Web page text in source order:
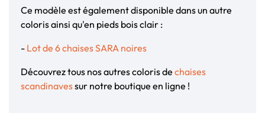
Ce modèle est également disponible dans un autre
coloris ainsi qu'en pieds bois clair :
- Lot de 6 chaises SARA noires
Découvrez tous nos autres coloris de chaises
scandinavessur notre boutique en ligne !